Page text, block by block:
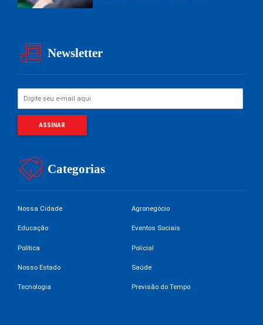
Newsletter
Categorias
Nossa Cidade Agronegócio
Educação Eventos Sociais
Política Policial
Nosso Estado Saúde
Tecnologia Previsão do Tempo